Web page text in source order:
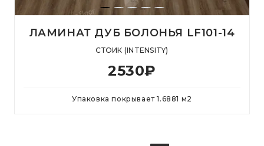
ЛАМИНАТ ДУБ БОЛОНЬЯ LF101-14
СТОИК (INTENSITY)
2530₽
Упаковка покрывает1.6881 м2